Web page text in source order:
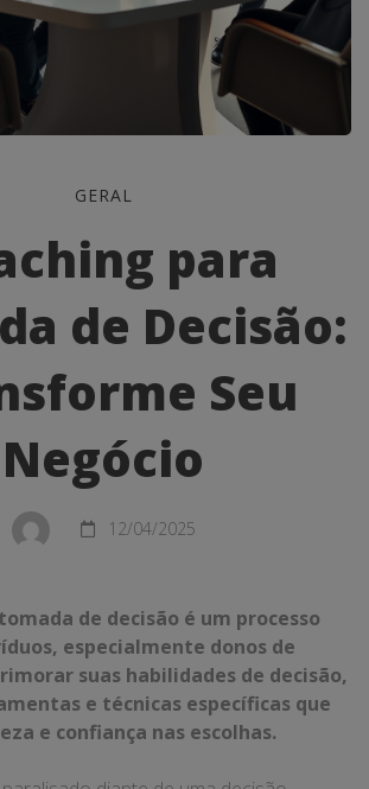
GERAL
para
de Decisão:
Seu
Negócio
12/04/2025
de decisão é um processo
especialmente donos de
suas habilidades de decisão,
e técnicas específicas que
e confiança nas escolhas.